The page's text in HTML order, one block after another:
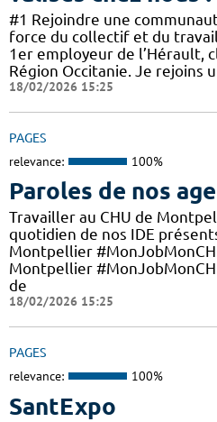
#1 Rejoindre une
force du collectif et du
1er employeur de l’Hérault,
Région Occitanie. Je rejoins
18/02/2026 15:25
PAGES
relevance: 100%
Paroles de nos
Travailler au CHU de
quotidien de nos IDE
Montpellier
Montpellier
de
18/02/2026 15:25
PAGES
relevance: 100%
SantExpo